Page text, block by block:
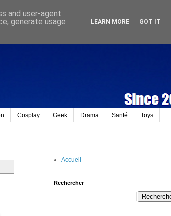
Cosplay Geek Drama Santé Toys
Accueil
Rechercher
and user-agent
generate usage
LEARN MORE GOT IT